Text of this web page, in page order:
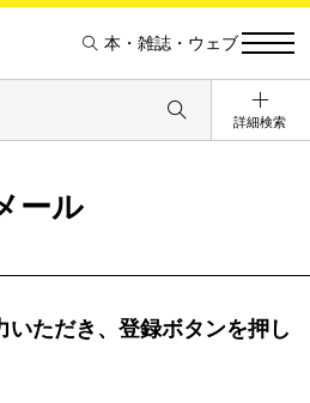
本・雑誌・ウェブ
詳細検索
ール
いただき、登録ボタンを押し